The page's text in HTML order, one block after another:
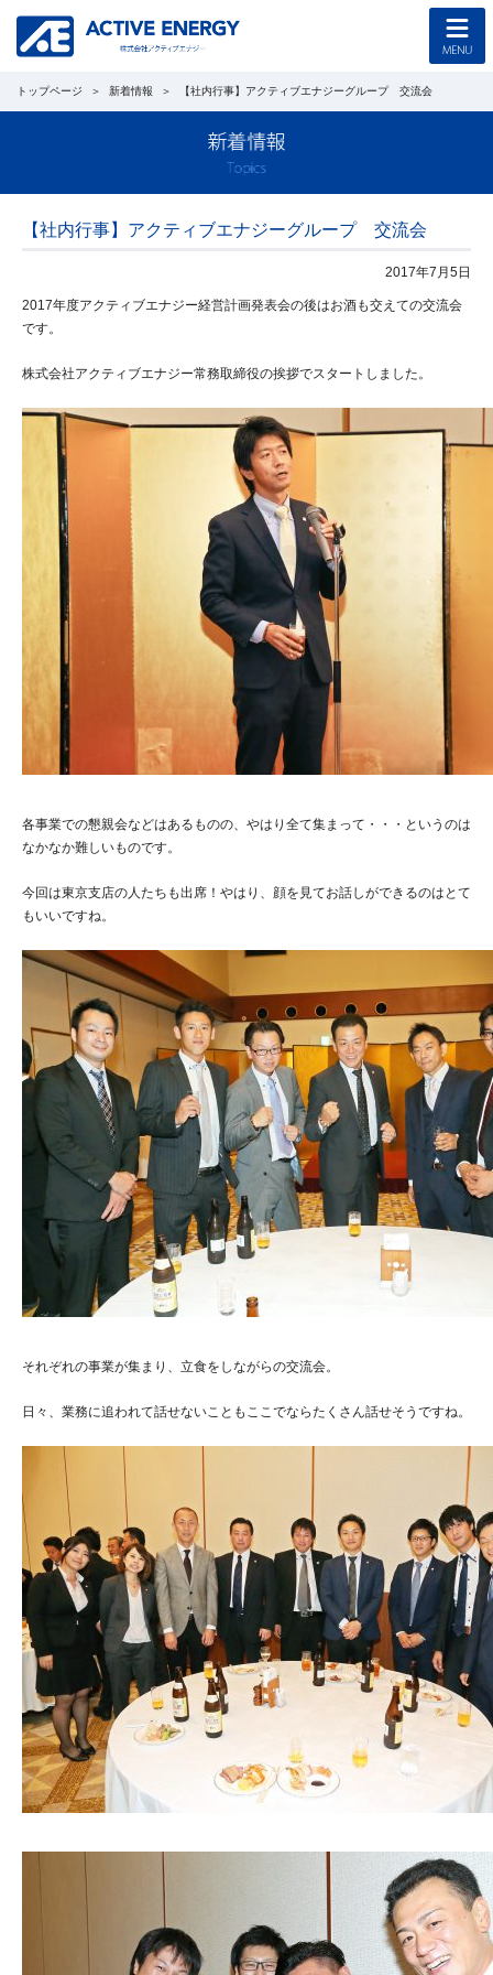
トップページ 新着情報 【社内行事】アクティブエナジーグループ 交流会
【社内行事】アクティブエナジーグループ 交流会
2017年7月5日
2017年度アクティブエナジー経営計画発表会の後はお酒も交えての交流会
です。
株式会社アクティブエナジー常務取締役の挨拶でスタートしました。
各事業での懇親会などはあるものの、やはり全て集まって・・・というのは
なかなか難しいものです。
今回は東京支店の人たちも出席！やはり、顔を見てお話しができるのはとて
もいいですね。
それぞれの事業が集まり、立食をしながらの交流会。
日々、業務に追われて話せないこともここでならたくさん話せそうですね。
トップページ
協力会社募集
工事のご案内
新着情報
西野光泰 公式ブログ
お問い合わせ
プライバシーポリシー サイトマップ